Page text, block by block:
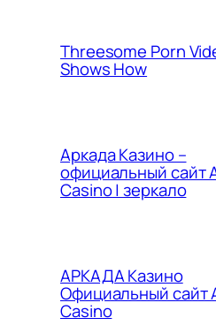
Threesome Porn
Shows How
Аркада Казино –
официальный сайт
Casino | зеркало
АРКАДА Казино
Официальный сайт
Casino